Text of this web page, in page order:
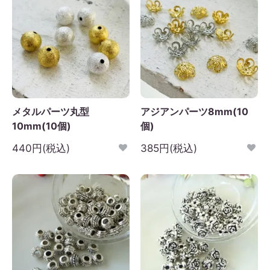
メタルパーツ丸型
10mm(10個)
440円(税込)
アジアンパーツ8mm(10
個)
385円(税込)